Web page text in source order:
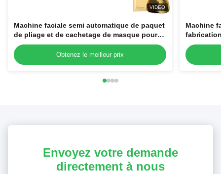
VIDEO
Machine faciale semi automatique de paquet
de pliage et de cachetage de masque pour
l'usine de cosmétiques
Obtenez le meilleur prix
Machine
paquet
Envoyez votre demande
directement à nous